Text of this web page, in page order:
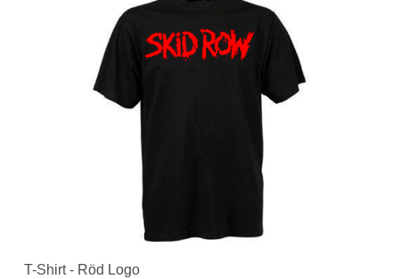
T-Shirt - Röd Logo